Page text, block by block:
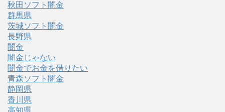
秋田ソフト闇金
群馬県
茨城ソフト闇金
長野県
闇金
闇金じゃない
闇金でお金を借りたい
青森ソフト闇金
静岡県
香川県
高知県